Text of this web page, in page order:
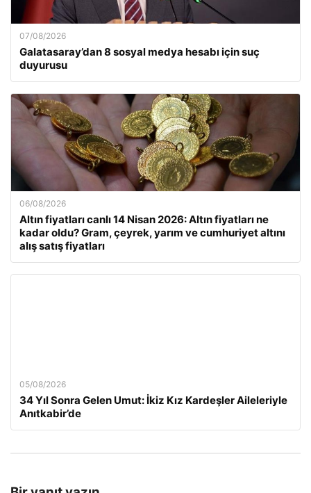
07/08/2026
Galatasaray’dan 8 sosyal medya hesabı için suç
duyurusu
06/08/2026
Altın fiyatları canlı 14 Nisan 2026: Altın fiyatları ne
kadar oldu? Gram, çeyrek, yarım ve cumhuriyet altını
alış satış fiyatları
05/08/2026
34 Yıl Sonra Gelen Umut: İkiz Kız Kardeşler Aileleriyle
Anıtkabir’de